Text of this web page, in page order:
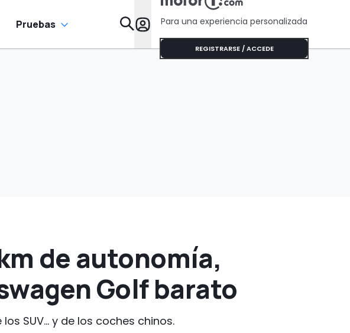
Pruebas Para una experiencia personalizada
REGISTRARSE / ACCEDE
de autonomía,
Golf barato
SUV... y de los coches chinos.